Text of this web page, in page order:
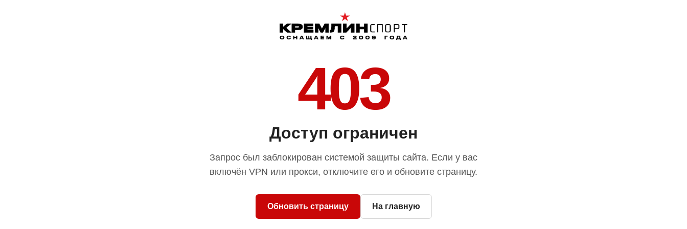
403
Доступ ограничен
Запрос был заблокирован системой защиты сайта. Если у вас
включён VPN или прокси, отключите его и обновите страницу.
Обновить страницу На главную